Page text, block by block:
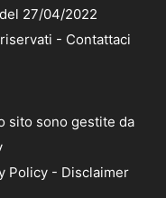
27/04/2022
- Contattaci
sito sono gestite da
Policy - Disclaimer